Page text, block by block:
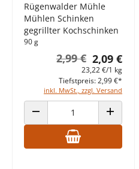
Rügenwalder Mühle
Mühlen Schinken
gegrillter Kochschinken
90 g
2,09 €
2,99 €
23,22 €/1 kg
inkl. MwSt., zzgl. Versand
Tiefstpreis: 2,99 €*
ANZAHL VERRINGERN ANZAHL